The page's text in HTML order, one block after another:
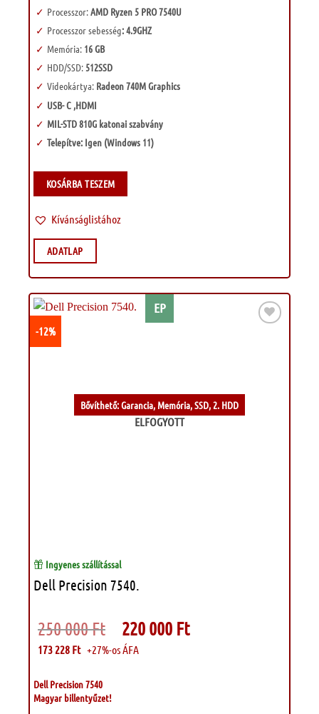
Processzor:AMD Ryzen 5 PRO 7540U
Processzor sebesség: 4.9GHZ
Memória:16 GB
HDD/SSD:512SSD
Videokártya:Radeon 740M Graphics
USB- C ,HDMI
MIL-STD 810G katonai szabvány
Telepítve: Igen (Windows 11)
KOSÁRBA TESZEM
Kívánságlistához
ADATLAP
EP
Bővíthető: Garancia, Memória, SSD, 2. HDD
-12%
ELFOGYOTT
Ingyenes szállítással
Dell Precision 7540.
250 000Ft Original
price
was:
250
220 000 Ft
173 228 Ft +27%-os ÁFA
Dell Precision 7540
Magyar billentyűzet!